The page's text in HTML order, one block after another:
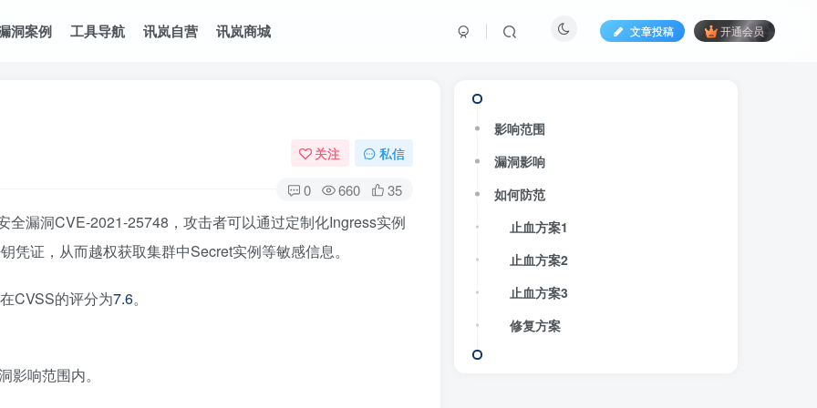
洞案例 工具导航 讯岚自营 讯岚商城 文章投稿 开通会员
关注 私信
0 660 35
全漏洞CVE-2021-25748，攻击者可以通过定制化Ingress实例
证，从而越权获取集群中Secret实例等敏感信息。
CVSS的评分为7.6。
响范围内。
影响范围
漏洞影响
如何防范
止血方案1
止血方案2
止血方案3
修复方案